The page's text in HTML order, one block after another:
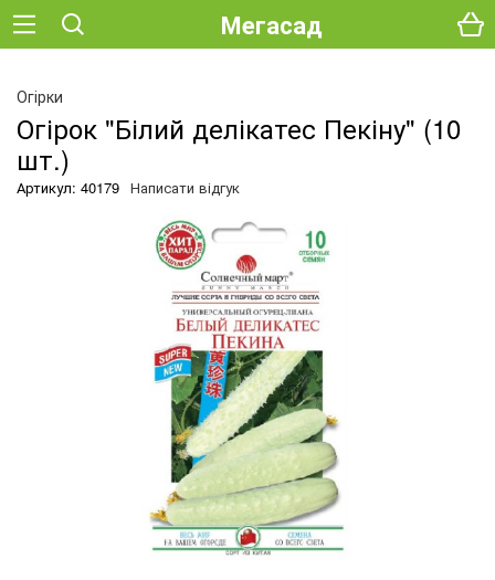
Мегасад
Огірки
Огірок "Білий делікатес Пекіну" (10
шт.)
Артикул: 40179 Написати відгук